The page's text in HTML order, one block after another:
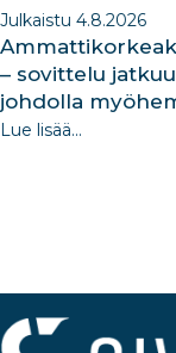
Julkaistu 4.8.2026
– sovittelu
johdolla
Lue lisää...